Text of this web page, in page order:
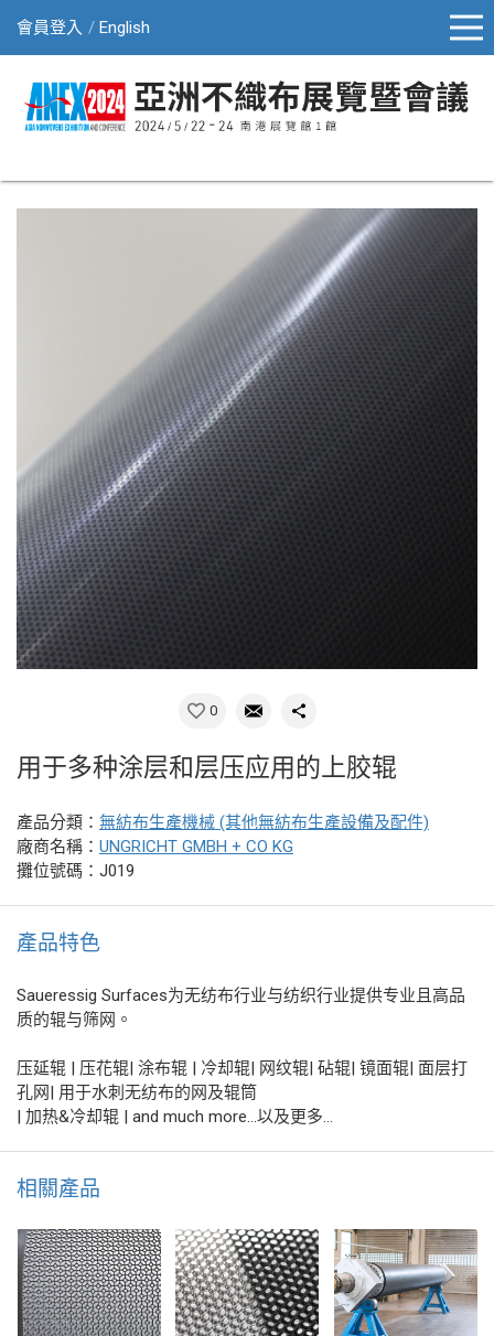
會員登入 English
0
用于多种涂层和层压应用的上胶辊
產品分類： 無紡布生產機械 (其他無紡布生產設備及配件)
廠商名稱： UNGRICHT GMBH + CO KG
攤位號碼：J019
產品特色
Saueressig Surfaces为无纺布行业与纺织行业提供专业且高品
质的辊与筛网。
压延辊 | 压花辊| 涂布辊 | 冷却辊| 网纹辊| 砧辊| 镜面辊| 面层打
孔网| 用于水刺无纺布的网及辊筒
| 加热&冷却辊 | and much more...以及更多…
相關產品